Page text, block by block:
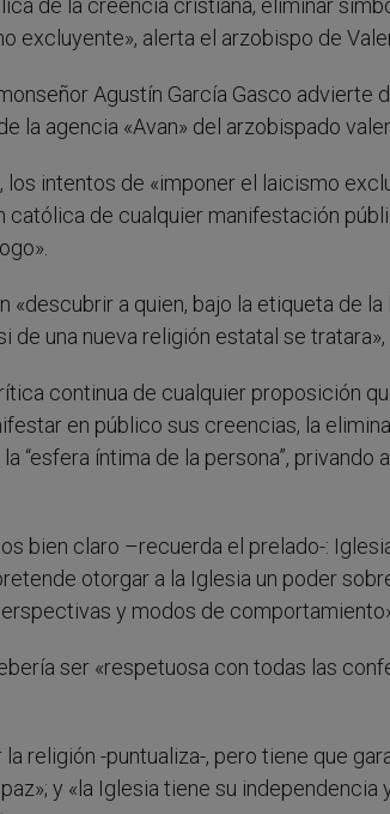
de la creencia cristiana, eliminar
excluyente», alerta el arzobispo de
Agustín García Gasco advierte
la agencia «Avan» del arzobispado
los intentos de «imponer el laicismo
de cualquier manifestación
«descubrir a quien, bajo la etiqueta de
de una nueva religión estatal se tratara»,
continua de cualquier proposición
en público sus creencias, la
“esfera íntima de la persona”, privando
bien claro –recuerda el prelado-:
otorgar a la Iglesia un poder
y modos de
ser «respetuosa con todas las
religión -puntualiza-, pero tiene que
y «la Iglesia tiene su